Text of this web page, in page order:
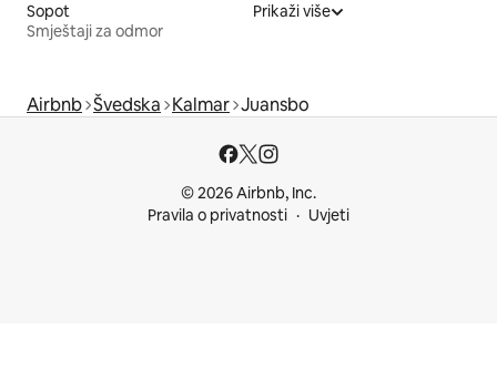
Sopot
Smještaji za odmor
Prikaži više
Airbnb Švedska Kalmar Juansbo
© 2026 Airbnb, Inc.
Pravila o privatnosti
Uvjeti